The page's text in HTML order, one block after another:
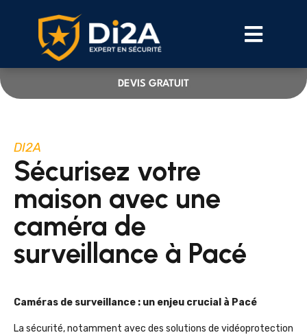
DEVIS GRATUIT
DI2A
Sécurisez votre
maison avec une
caméra de
surveillance à Pacé
Caméras de surveillance : un enjeu crucial à Pacé
La sécurité, notamment avec des solutions de vidéoprotection